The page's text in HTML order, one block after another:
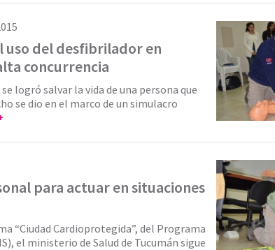
uso del desfibrilador en
concurrencia
logró salvar la vida de una persona que
se dio en el marco de un simulacro
para actuar en situaciones
“Ciudad Cardioprotegida”, del Programa
el ministerio de Salud de Tucumán sigue